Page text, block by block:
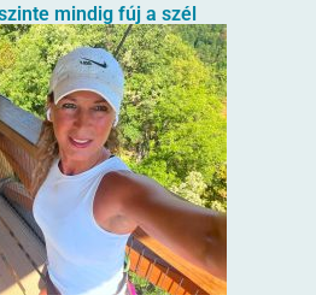
mindig fúj a szél